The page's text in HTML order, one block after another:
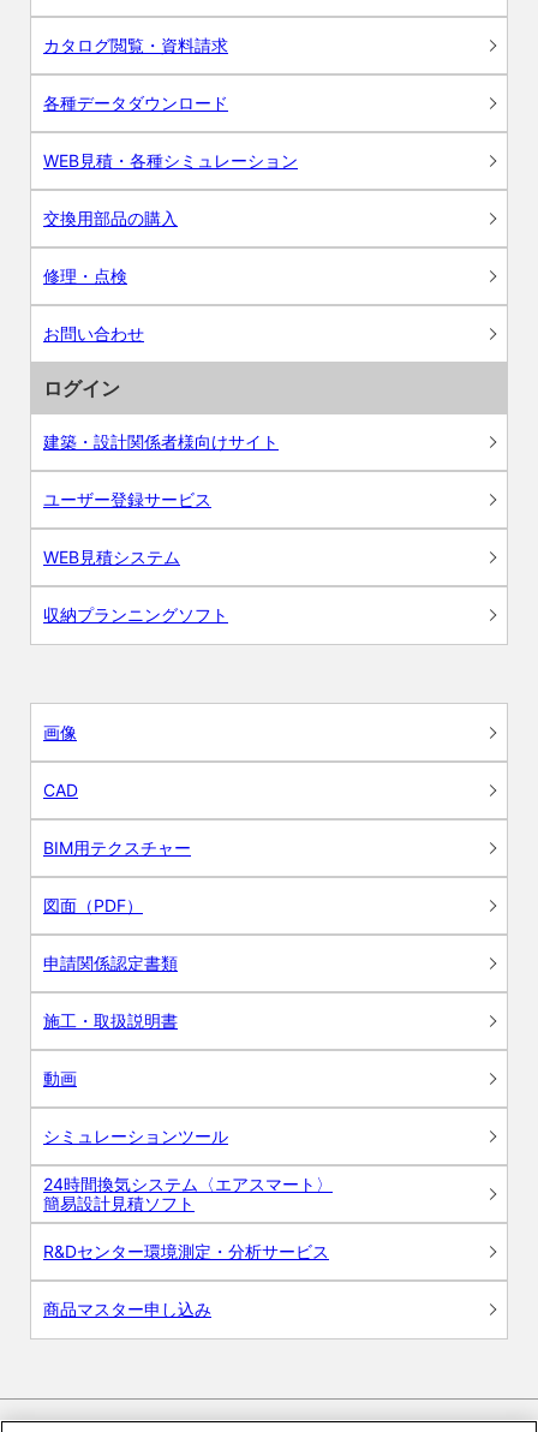
カタログ閲覧・資料請求
各種データダウンロード
WEB見積・各種シミュレーション
交換用部品の購入
修理・点検
お問い合わせ
ログイン
建築・設計関係者様向けサイト
ユーザー登録サービス
WEB見積システム
収納プランニングソフト
画像
CAD
BIM用テクスチャー
図面（PDF）
申請関係認定書類
施工・取扱説明書
動画
シミュレーションツール
24時間換気システム〈エアスマート〉
簡易設計見積ソフト
R&Dセンター環境測定・分析サービス
商品マスター申し込み